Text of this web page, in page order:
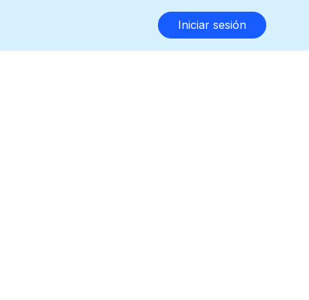
Iniciar sesión